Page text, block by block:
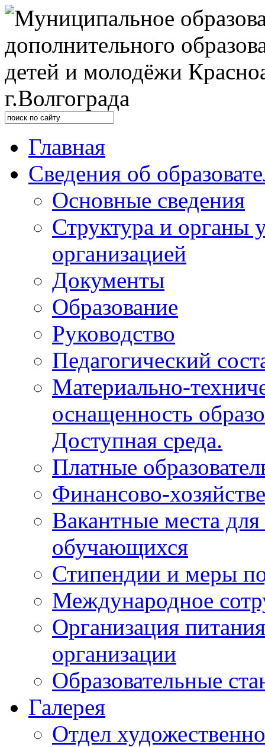
Главная
Сведения об
Основные сведения
Структура и органы
организацией
Документы
Образование
Руководство
Педагогический
Материально-
оснащенность
Доступная среда.
Платные
Финансово-
Вакантные места
обучающихся
Стипендии и меры
Международное
Организация
организации
Образовательные
Галерея
Отдел